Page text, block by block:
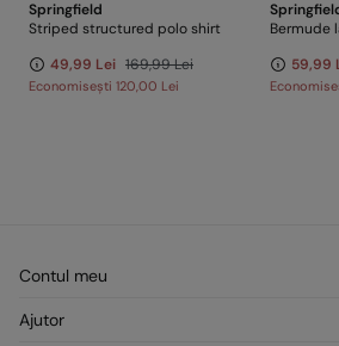
Springfield
Striped structured polo shirt
49,99 Lei 169,99 Lei
Economisești 120,00 Lei
Bermude
59,99
Contul meu
Înregistrare
Ajutor